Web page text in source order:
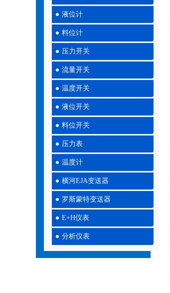
液位计
料位计
压力开关
流量开关
温度开关
液位开关
料位开关
压力表
温度计
横河EJA变送器
罗斯蒙特变送器
E+H仪表
分析仪表